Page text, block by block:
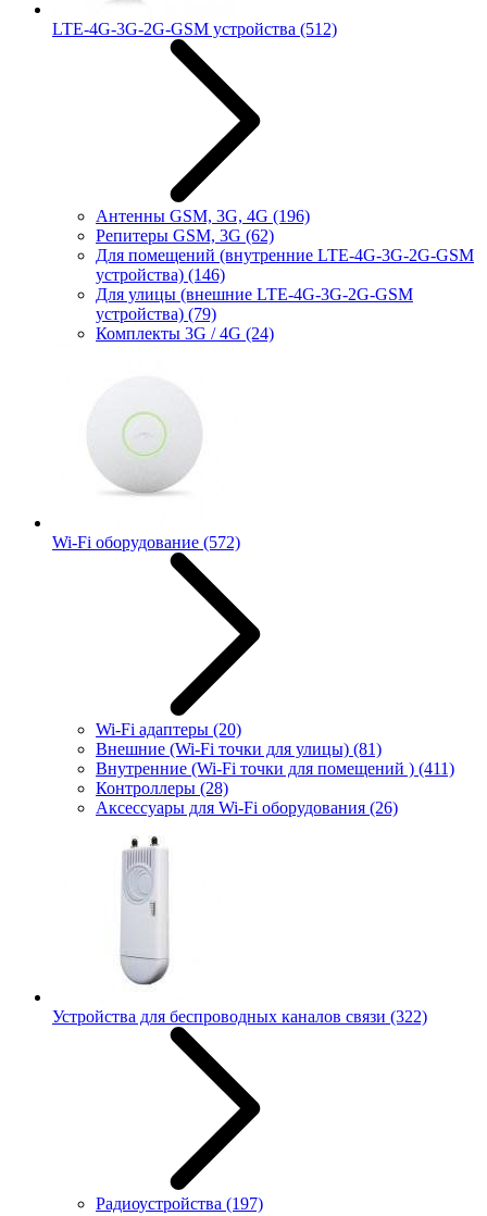
LTE-4G-3G-2G-GSM устройства (512)
Антенны GSM, 3G, 4G (196)
Репитеры GSM, 3G (62)
Для помещений (внутренние LTE-4G-3G-2G-GSM
устройства) (146)
Для улицы (внешние LTE-4G-3G-2G-GSM
устройства) (79)
Комплекты 3G / 4G (24)
Wi-Fi оборудование (572)
Wi-Fi адаптеры (20)
Внешние (Wi-Fi точки для улицы) (81)
Внутренние (Wi-Fi точки для помещений ) (411)
Контроллеры (28)
Аксессуары для Wi-Fi оборудования (26)
Устройства для беспроводных каналов связи (322)
Радиоустройства (197)